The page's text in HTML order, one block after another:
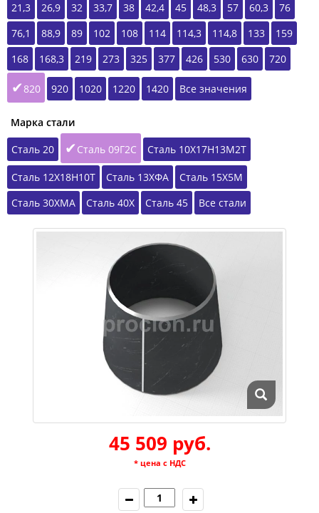
21,3
26,9 32 33,7 38 42,4 45 48,3 57 60,3
76
76,1
88,9 89 102 108 114 114,3 114,8 133
159
168
168,3 219 273 325 377 426 530 630 720
820 920 1020 1220 1420 Все значения
Марка стали
Сталь 20
Сталь 09Г2С Сталь 10Х17Н13М2Т
Сталь 12Х18Н10Т Сталь 13ХФА
Сталь 15Х5М
Сталь 30ХМА
Сталь 40Х Сталь 45 Все стали
45 509 руб.
* цена с НДС